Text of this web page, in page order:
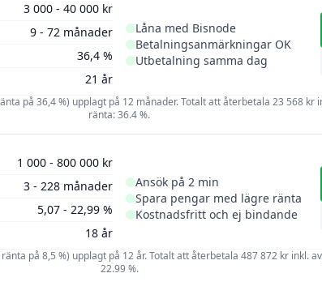
3 000 - 40 000 kr
9 - 72 månader
36,4 %
21 år
Låna med Bisnode
Betalningsanmärkningar OK
Utbetalning samma dag
på 36,4 %) upplagt på 12 månader. Totalt att återbetala 23 568 kr
ränta: 36.4 %.
1 000 - 800 000 kr
3 - 228 månader
5,07 - 22,99 %
18 år
Ansök på 2 min
Spara pengar med lägre ränta
Kostnadsfritt och ej bindande
på 8,5 %) upplagt på 12 år. Totalt att återbetala 487 872 kr inkl.
22.99 %.